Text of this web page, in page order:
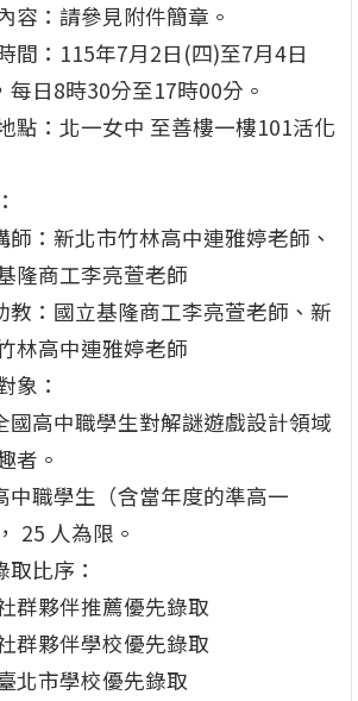
容：請參見附件簡章。
間：115年7月2日(四)至7月4日
每日8時30分至17時00分。
點：北一女中 至善樓一樓101活化
師：新北市竹林高中連雅婷老師、
隆商工李亮萱老師
教：國立基隆商工李亮萱老師、新
林高中連雅婷老師
象：
國高中職學生對解謎遊戲設計領域
者。
中職學生（含當年度的準高一
25 人為限。
取比序：
群夥伴推薦優先錄取
群夥伴學校優先錄取
北市學校優先錄取